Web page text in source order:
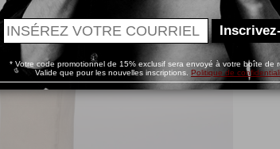
* Votre code promotionnel de 15% exclusif sera envoyé à votre boîte de
Valide que pour les nouvelles inscriptions. Politique de